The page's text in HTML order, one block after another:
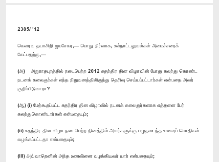
2385/ ’12
கெளரவ தயாசிறி ஜயசேகர,— பொது நிர்வாக, உள்நாட்டலுவல்கள் அமைச்சரைக்
கேட்பதற்கு,—
(அ) அநுராதபுரத்தில் நடைபெற்ற 2012 சுதந்திர தின விழாவின் போது கலந்து கொண்ட
நடனக் கலைஞர்கள் எந்த நிறுவனத்திலிருந்து தெரிவு செய்யப்பட்டார்கள் என்பதை அவர்
குறிப்பிடுவாரா?
(ஆ) (i) மேற்கூறப்பட்ட சுதந்திர தின விழாவில் நடனக் கலைஞர்களாக எத்தனை பேர்
கலந்துகொண்டார்கள் என்பதையும்;
(ii) சுதந்திர தின விழா நடைபெற்ற தினத்தில் அவர்களுக்கு பழுதடைந்த உணவுப் பொதிகள்
வழங்கப்பட்டதா என்பதையும்;
(iii) அவ்வாறெனின் அந்த உணவினை வழங்கியவர் யார் என்பதையும்;